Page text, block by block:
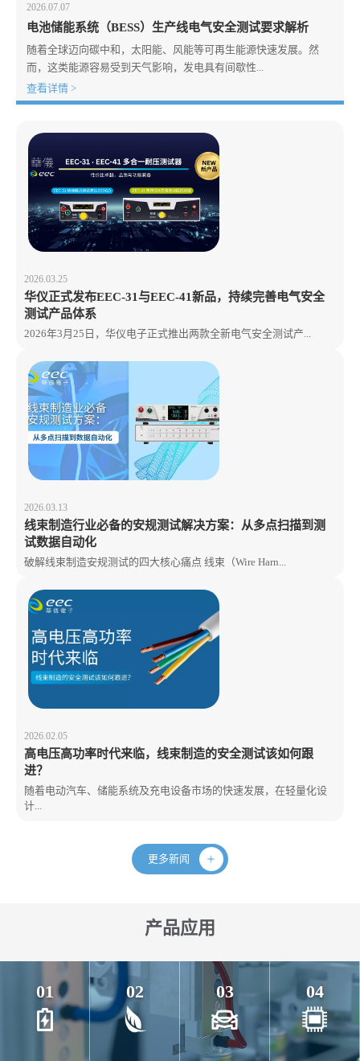
2026.07.07
电池储能系统（BESS）生产线电气安全测试要求解析
随着全球迈向碳中和，太阳能、风能等可再生能源快速发展。然
而，这类能源容易受到天气影响，发电具有间歇性...
查看详情 >
2026.03.25
华仪正式发布EEC-31与EEC-41新品，持续完善电气安全
测试产品体系
2026年3月25日，华仪电子正式推出两款全新电气安全测试产...
2026.03.13
线束制造行业必备的安规测试解决方案：从多点扫描到测
试数据自动化
破解线束制造安规测试的四大核心痛点 线束（Wire Harn...
2026.02.05
高电压高功率时代来临，线束制造的安全测试该如何跟
进？
随着电动汽车、储能系统及充电设备市场的快速发展，在轻量化设
计...
更多新闻
产品应用
01 02 03 04